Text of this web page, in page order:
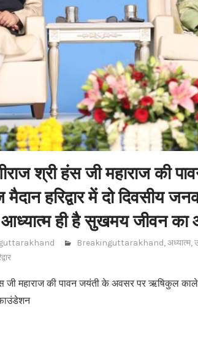
श्री हंस जी महाराज की
हरिद्वार में दो‌ दिवसीय
आध्यात्म ही है सुखमय जीवन का
Breakinguttarakhand,अध्यात्म,
जी महाराज की पावन जयंती के अवसर पर ऋषिकुल कालेज